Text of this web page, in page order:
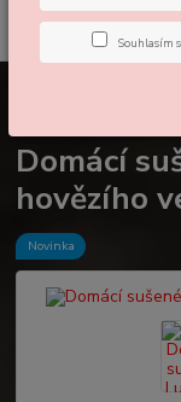
Domácí
hovězího
Novinka
Souhlasím